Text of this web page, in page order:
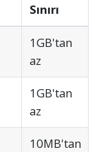
Sınırı
1GB'tan
az
1GB'tan
az
10MB'tan